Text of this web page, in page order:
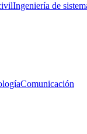
Ingeniería de
Comunicación